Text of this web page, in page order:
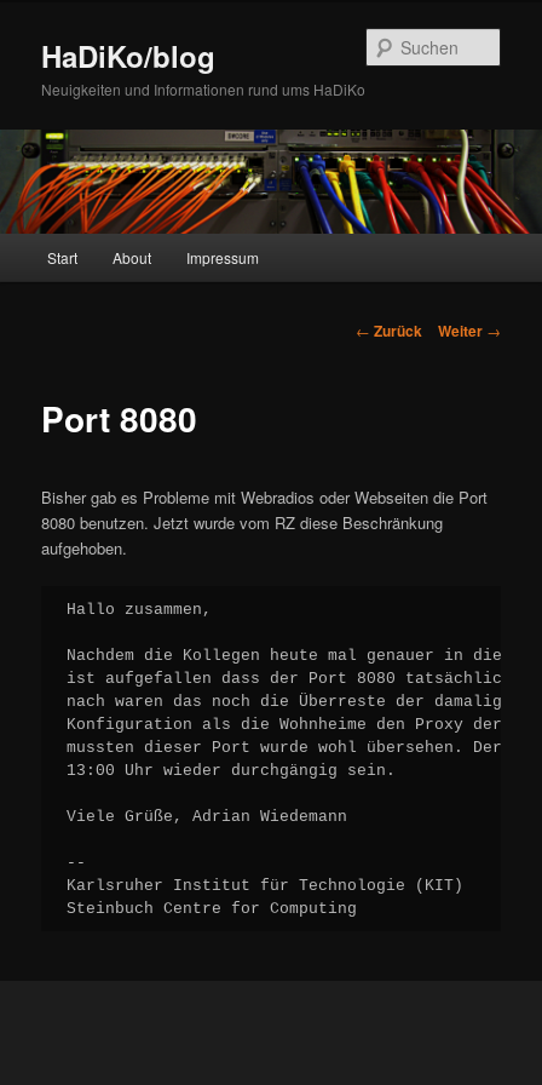
wechselnHaDiKo/blog
Neuigkeiten und Informationen rund ums HaDiKo
Start About Impressum
Beitrags-
← Zurück Weiter →
Port 8080
Bisher gab es Probleme mit Webradios oder Webseiten die Port
8080 benutzen. Jetzt wurde vom RZ diese Beschränkung
aufgehoben.
Hallo zusammen,
Nachdem die Kollegen heute mal genauer in die
ist aufgefallen dass der Port 8080 tatsächlich
nach waren das noch die Überreste der
Konfiguration als die Wohnheime den Proxy der
mussten dieser Port wurde wohl übersehen.
13:00 Uhr wieder durchgängig sein.
Viele Grüße, Adrian Wiedemann
--
Karlsruher Institut für Technologie (KIT)
Steinbuch Centre for Computing